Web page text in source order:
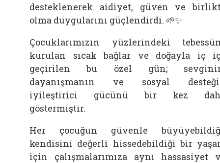
desteklenerek aidiyet, güven ve
olma duygularını güçlendirdi. 🌱✨
Çocuklarımızın yüzlerindeki
kurulan sıcak bağlar ve doğayla iç
geçirilen bu özel gün;
dayanışmanın ve sosyal
iyileştirici gücünü bir kez
göstermiştir.
Her çocuğun güvenle
kendisini değerli hissedebildiği bir
için çalışmalarımıza aynı hassasiyet